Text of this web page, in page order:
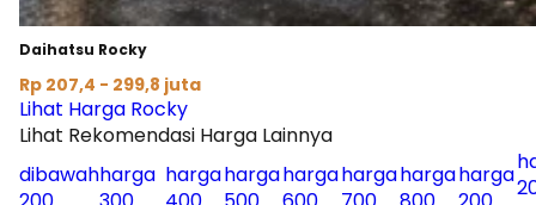
Daihatsu Rocky
Rp 207,4 - 299,8 juta
Lihat Harga Rocky
Lihat Rekomendasi Harga Lainnya
dibawahharga hargahargahargahargahargaharga